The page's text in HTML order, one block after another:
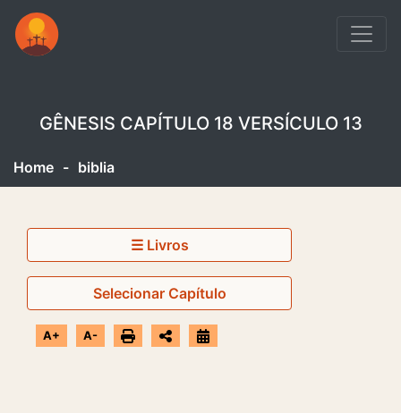
GÊNESIS CAPÍTULO 18 VERSÍCULO 13
Home - biblia
☰ Livros
Selecionar Capítulo
A+ A-